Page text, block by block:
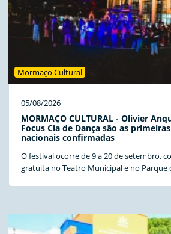
Mormaço Cultural
05/08/2026
MORMAÇO CULTURAL - Olivier
Focus Cia de Dança são as
nacionais confirmadas
O festival ocorre de 9 a 20 de setembro,
gratuita no Teatro Municipal e no Parque